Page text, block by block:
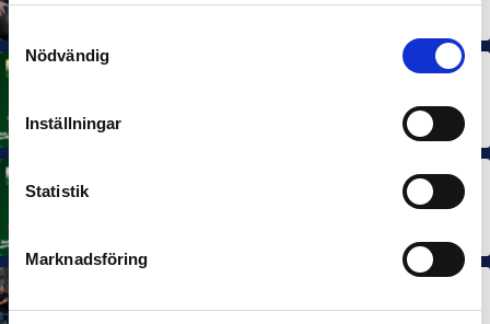
Samtyckesval
Nödvändig
Inställningar
Statistik
Marknadsföring
10 JUL 2026
IFK Göteborg stängde till i Ligacupens P19-final